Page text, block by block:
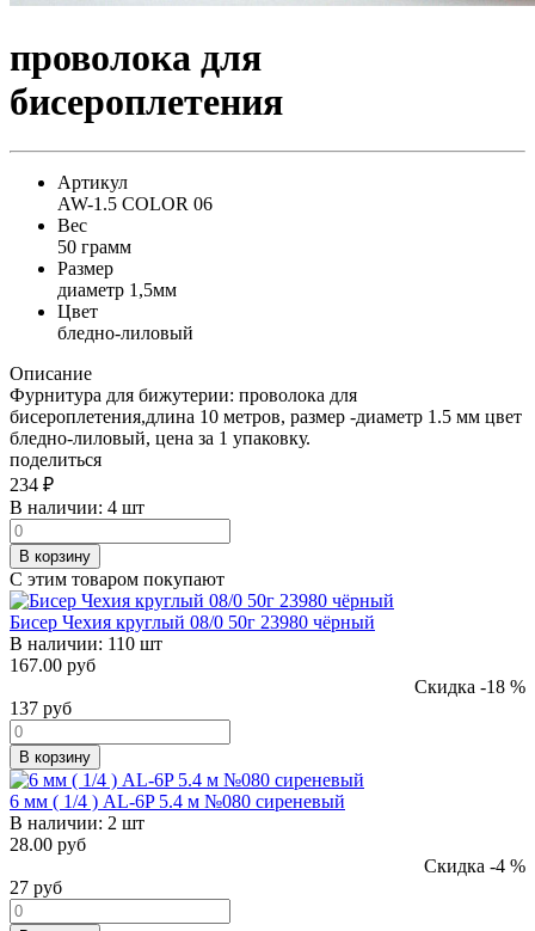
проволока для
бисероплетения
Артикул
AW-1.5 COLOR 06
Вес
50 грамм
Размер
диаметр 1,5мм
Цвет
бледно-лиловый
Описание
Фурнитура для бижутерии: проволока для
бисероплетения,длина 10 метров, размер -диаметр 1.5 мм цвет
бледно-лиловый, цена за 1 упаковку.
поделиться
234 ₽
В наличии: 4 шт
В корзину
С этим товаром покупают
Бисер Чехия круглый 08/0 50г 23980 чёрный
В наличии: 110 шт
167.00 руб
Скидка -18 %
137 руб
В корзину
6 мм ( 1/4 ) AL-6P 5.4 м №080 сиреневый
В наличии: 2 шт
28.00 руб
Скидка -4 %
27 руб